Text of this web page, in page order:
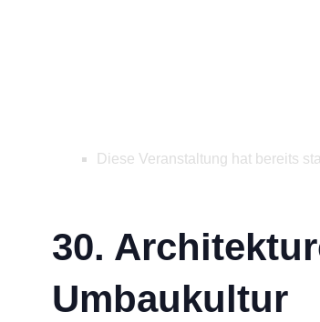
Diese Veranstaltung hat bereits
30.
Umbaukultur